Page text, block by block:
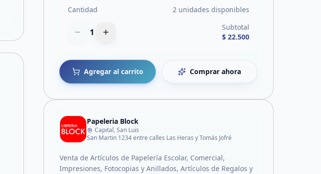
Cantidad 2 unidades disponibles
1
Subtotal
$ 22.500
Agregar al carrito Comprar ahora
Papeleria Block
Capital, San Luis
San Martin 1234 entre calles Las Heras y Tomás Jofré
Venta de Artículos de Papelería Escolar, Comercial,
Impresiones, Fotocopias y Anillados, Artículos de Regalos y